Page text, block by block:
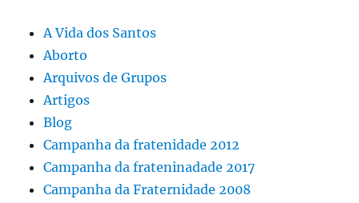
A Vida dos Santos
Aborto
Arquivos de Grupos
Artigos
Blog
Campanha da fratenidade 2012
Campanha da frateninadade 2017
Campanha da Fraternidade 2008